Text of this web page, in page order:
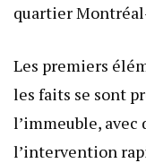
quartier
Les premiers
les faits se sont
l’immeuble,
l’intervention